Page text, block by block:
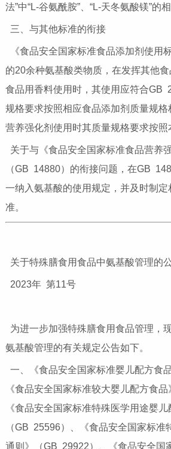
法”中“L-谷氨酰胺”、“L-天冬氨酸镁”的
三、与其他标准的衔接
《食品安全国家标准食品添加剂使用
的20余种氨基酸类物质，在发挥其他
食品用香料使用时，其使用应符合GB
规格要求按照相应食品添加剂质量规
营养强化剂使用时其质量规格要求按照
关于与《食品安全国家标准食品营养
（GB 14880）的衔接问题，在GB
一纳入氨基酸的使用规定，并及时制
准。
关于特殊膳食用食品中氨基酸管理的
2023年 第11号
为进一步加强特殊膳食用食品管理，
氨基酸管理的有关规定公告如下。
一、《食品安全国家标准婴儿配方食
《食品安全国家标准较大婴儿配方食
《食品安全国家标准特殊医学用途婴儿
（GB 25596）、《食品安全国家标准
通则》（GB 29922）、《食品安全国